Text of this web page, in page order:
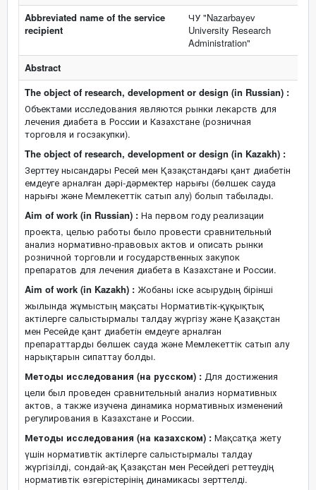
Abbreviated name of the service
recipient
ЧУ "Nazarbayev
University Research
Administration"
Abstract
The object of research, development or design (in Russian) :
Объектами исследования являются рынки лекарств для
лечения диабета в России и Казахстане (розничная
торговля и госзакупки).
The object of research, development or design (in Kazakh) :
Зерттеу нысандары Ресей мен Қазақстандағы қант диабетін
емдеуге арналған дәрі-дәрмектер нарығы (бөлшек сауда
нарығы және Мемлекеттік сатып алу) болып табылады.
Aim of work (in Russian) : На первом году реализации
проекта, целью работы было провести сравнительный
анализ нормативно-правовых актов и описать рынки
розничной торговли и государственных закупок
препаратов для лечения диабета в Казахстане и России.
Aim of work (in Kazakh) : Жобаны іске асырудың бірінші
жылында жұмыстың мақсаты Нормативтік-құқықтық
актілерге салыстырмалы талдау жүргізу және Қазақстан
мен Ресейде қант диабетін емдеуге арналған
препараттарды бөлшек сауда және Мемлекеттік сатып алу
нарықтарын сипаттау болды.
Методы исследования (на русском) : Для достижения
цели был проведен сравнительный анализ нормативных
актов, а также изучена динамика нормативных изменений
регулирования в Казахстане и России.
Методы исследования (на казахском) : Мақсатқа жету
үшін нормативтік актілерге салыстырмалы талдау
жүргізілді, сондай-ақ Қазақстан мен Ресейдегі реттеудің
нормативтік өзгерістерінің динамикасы зерттелді.